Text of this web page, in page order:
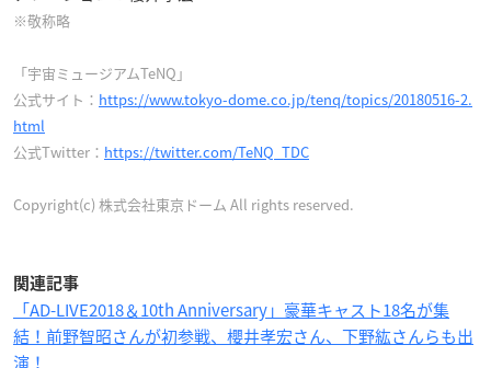
※敬称略
「宇宙ミュージアムTeNQ」
公式サイト： https://www.tokyo-dome.co.jp/tenq/topics/20180516-2.
html
公式Twitter： https://twitter.com/TeNQ_TDC
Copyright(c) 株式会社東京ドーム All rights reserved.
関連記事
「AD-LIVE2018＆10th Anniversary」豪華キャスト18名が集
結！前野智昭さんが初参戦、櫻井孝宏さん、下野紘さんらも出
演！